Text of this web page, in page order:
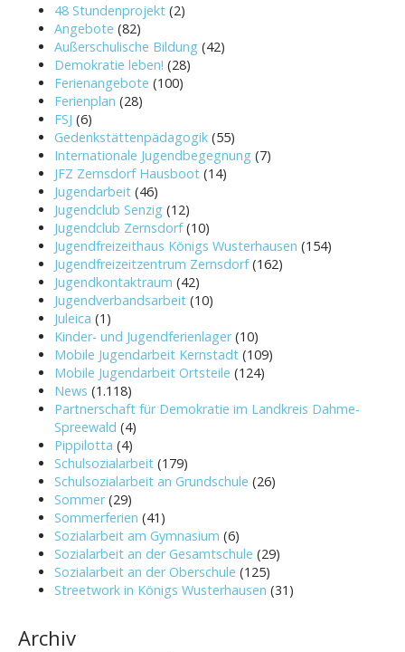
48 Stundenprojekt (2)
Angebote (82)
Außerschulische Bildung (42)
Demokratie leben! (28)
Ferienangebote (100)
Ferienplan (28)
FSJ (6)
Gedenkstättenpädagogik (55)
Internationale Jugendbegegnung (7)
JFZ Zernsdorf Hausboot (14)
Jugendarbeit (46)
Jugendclub Senzig (12)
Jugendclub Zernsdorf(10)
Jugendfreizeithaus Königs Wusterhausen (154)
Jugendfreizeitzentrum Zernsdorf(162)
Jugendkontaktraum (42)
Jugendverbandsarbeit (10)
Juleica (1)
Kinder- und Jugendferienlager(10)
Mobile Jugendarbeit Kernstadt (109)
Mobile Jugendarbeit Ortsteile (124)
News (1.118)
Partnerschaft für Demokratie im Landkreis Dahme-
Spreewald (4)
Pippilotta (4)
Schulsozialarbeit (179)
Schulsozialarbeit an Grundschule (26)
Sommer(29)
Sommerferien (41)
Sozialarbeit am Gymnasium (6)
Sozialarbeit an der Gesamtschule (29)
Sozialarbeit an der Oberschule (125)
Streetwork in Königs Wusterhausen (31)
Archiv